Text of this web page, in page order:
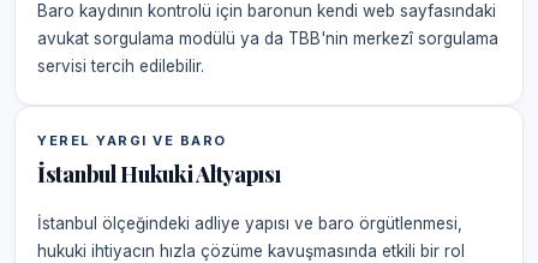
Baro kaydının kontrolü için baronun kendi web sayfasındaki
avukat sorgulama modülü ya da TBB'nin merkezî sorgulama
servisi tercih edilebilir.
YEREL YARGI VE BARO
İstanbul Hukuki Altyapısı
İstanbul ölçeğindeki adliye yapısı ve baro örgütlenmesi,
hukuki ihtiyacın hızla çözüme kavuşmasında etkili bir rol